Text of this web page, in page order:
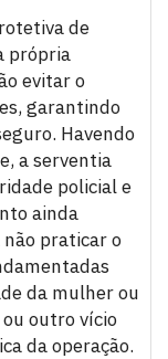
de
própria
evitar o
garantindo
Havendo
a serventia
policial e
ainda
praticar o
da mulher ou
outro vício
da operação.